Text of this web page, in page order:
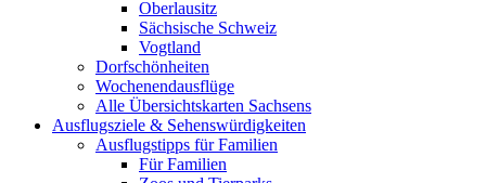
Oberlausitz
Sächsische Schweiz
Vogtland
Dorfschönheiten
Wochenendausflüge
Alle Übersichtskarten Sachsens
Ausflugsziele & Sehenswürdigkeiten
Ausflugstipps für Familien
Für Familien